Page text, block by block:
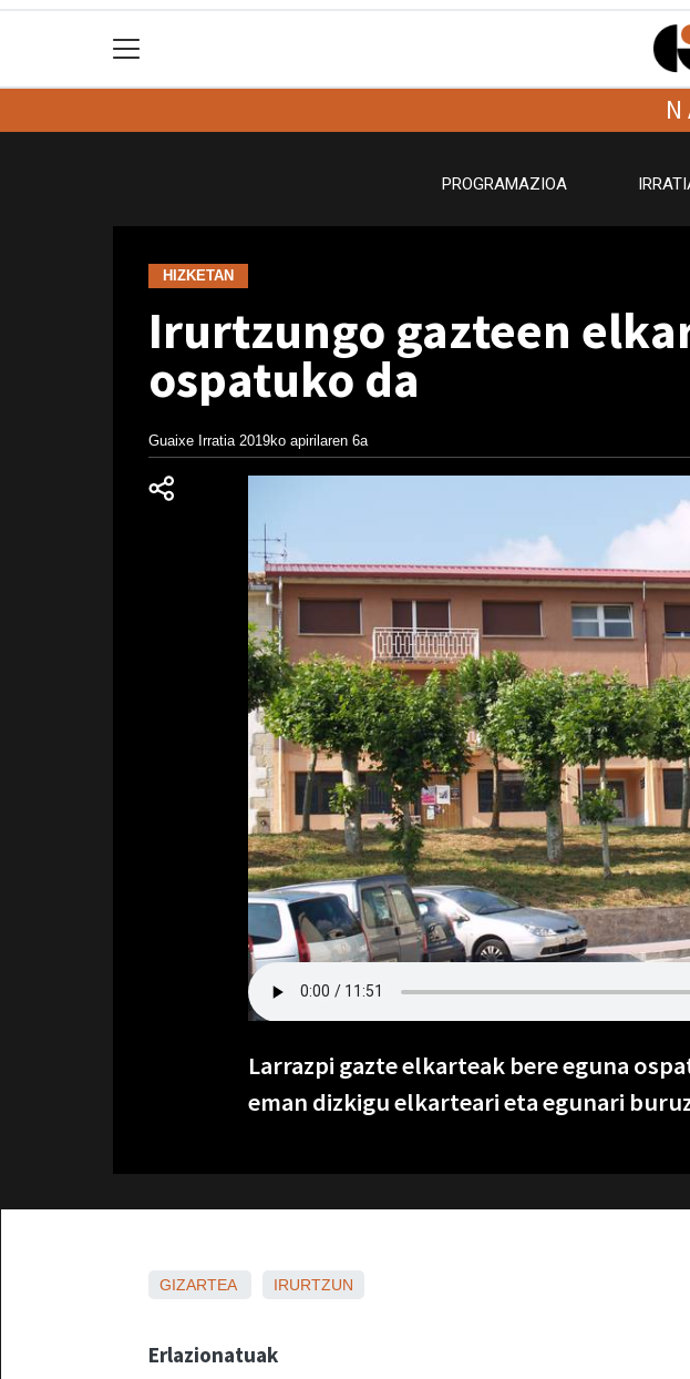
PROGRAMAZIOA
HIZKETAN
Irurtzungo gazteen
ospatuko da
Guaixe Irratia 2019ko apirilaren 6a
Larrazpi gazte elkarteak bere eguna
eman dizkigu elkarteari eta egunari
GIZARTEA IRURTZUN
Erlazionatuak